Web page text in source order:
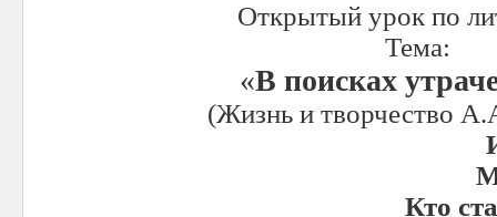
Открытый урок по
Тема:
«В поисках
(Жизнь и творчество
Кто